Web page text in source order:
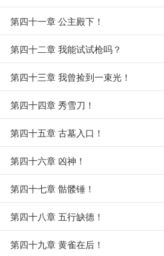
第四十一章 公主殿下！
第四十二章 我能试试枪吗？
第四十三章 我曾捡到一束光！
第四十四章 秀雪刀！
第四十五章 古墓入口！
第四十六章 凶神！
第四十七章 骷髅锤！
第四十八章 五行缺德！
第四十九章 黄雀在后！